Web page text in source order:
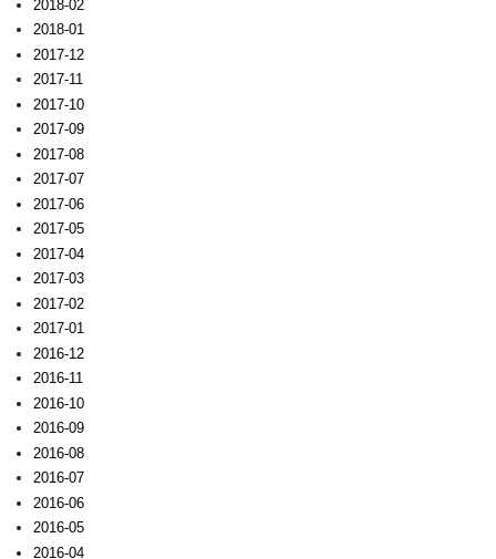
2018-02
2018-01
2017-12
2017-11
2017-10
2017-09
2017-08
2017-07
2017-06
2017-05
2017-04
2017-03
2017-02
2017-01
2016-12
2016-11
2016-10
2016-09
2016-08
2016-07
2016-06
2016-05
2016-04